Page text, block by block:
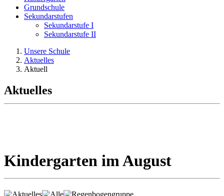
Grundschule
Sekundarstufen
Sekundarstufe I
Sekundarstufe II
Unsere Schule
Aktuelles
Aktuell
Aktuelles
Kindergarten im August